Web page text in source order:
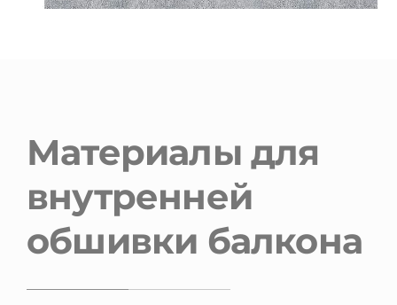
Материалы для
внутренней
обшивки балкона